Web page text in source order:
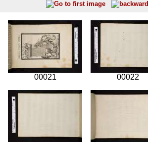
00021 00022